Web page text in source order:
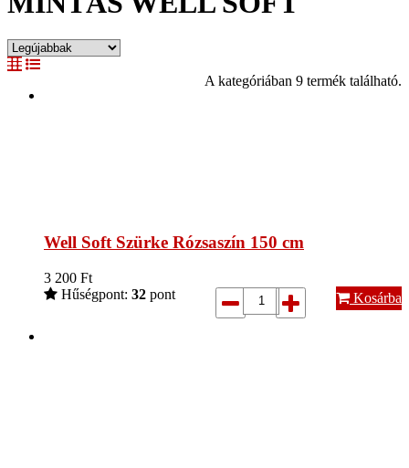
A kategóriában 9 termék található.
Well Soft Szürke Rózsaszín 150 cm
3 200 Ft
Hűségpont: 32 pont Kosárba